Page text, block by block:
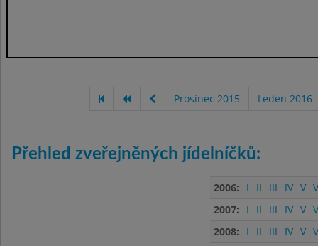
Prosinec 2015 Leden 2016
Přehled zveřejněných jídelníčků:
2006: I II III IV V
2007:
I II III IV V
2008:
I II III IV V